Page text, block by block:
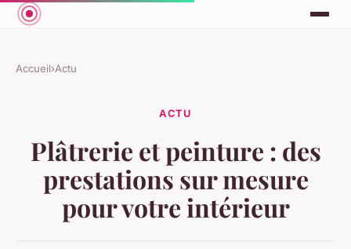
Accueil›Actu
ACTU
Plâtrerie et peinture : des
prestations sur mesure
pour votre intérieur